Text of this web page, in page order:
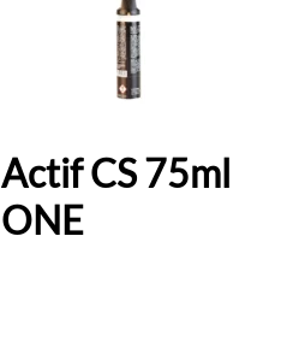
CS 75ml